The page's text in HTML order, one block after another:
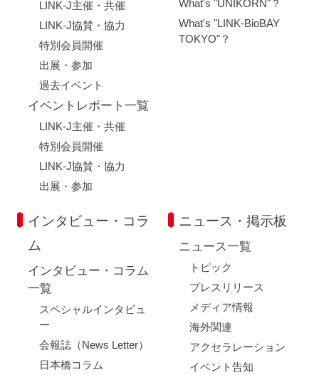
LINK-J主催・共催
LINK-J協賛・協力
特別会員開催
出展・参加
過去イベント
イベントレポート一覧
LINK-J主催・共催
特別会員開催
LINK-J協賛・協力
出展・参加
What's "UNIKORN"？
What's "LINK-BioBAY
TOKYO"？
インタビュー・コラ
ム
インタビュー・コラム
一覧
スペシャルインタビュ
ー
会報誌（News Letter）
日本橋コラム
ニュース・掲示板
ニュース一覧
トピック
プレスリリース
メディア情報
海外関連
アクセラレーション
イベント告知